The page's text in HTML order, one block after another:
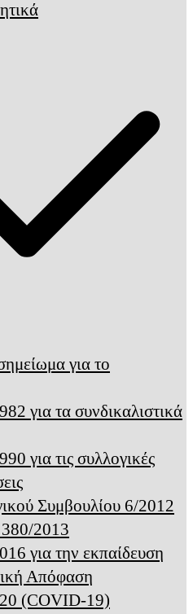
για το
για τα συνδικαλιστικά
για τις συλλογικές
Συμβουλίου 6/2012
2013
για την εκπαίδευση
Απόφαση
(COVID-19)